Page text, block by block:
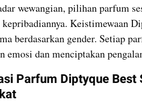
wewangian, pilihan parfum
Keistimewaan
berdasarkan gender. Setiap
emosi dan menciptakan
Parfum Diptyque Best